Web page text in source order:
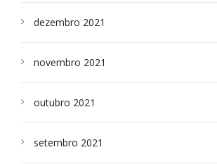
dezembro 2021
novembro 2021
outubro 2021
setembro 2021